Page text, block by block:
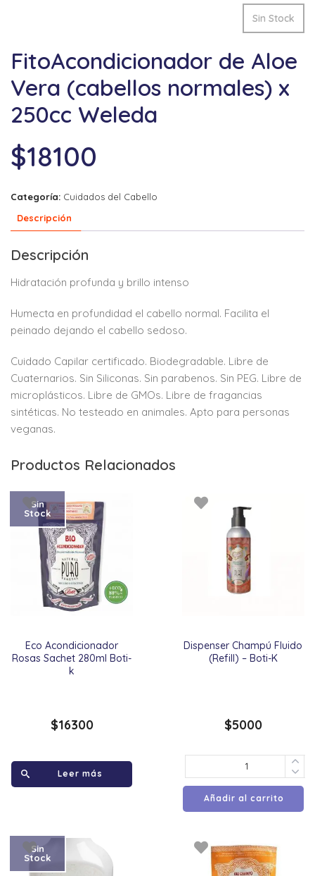
Sin Stock
FitoAcondicionador de Aloe
Vera (cabellos normales) x
250cc Weleda
$18100
Categoría: Cuidados del Cabello
Descripción
Descripción
Hidratación profunda y brillo intenso
Humecta en profundidad el cabello normal. Facilita el
peinado dejando el cabello sedoso.
Cuidado Capilar certificado. Biodegradable. Libre de
Cuaternarios. Sin Siliconas. Sin parabenos. Sin PEG. Libre de
microplásticos. Libre de GMOs. Libre de fragancias
sintéticas. No testeado en animales. Apto para personas
veganas.
Productos Relacionados
Eco Acondicionador
Rosas Sachet 280ml Boti-
k
Sin
Stock
$16300
Leer más
Dispenser Champú Fluido
(Refill) – Boti-K
$5000
Añadir al carrito
Sin
Stock